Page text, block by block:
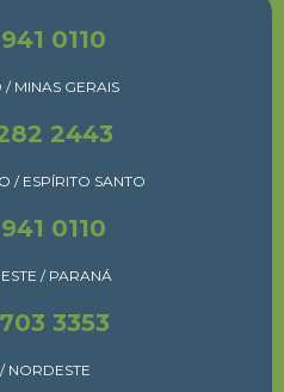
0110
MINAS GERAIS
2443
/ ESPÍRITO SANTO
0110
/ PARANÁ
3353
NORDESTE